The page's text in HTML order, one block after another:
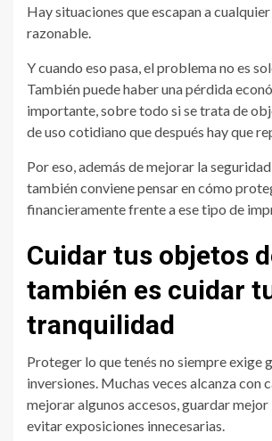
Hay situaciones que escapan a
razonable.
Y cuando eso pasa, el problema no es
También puede haber una pérdida
importante, sobre todo si se trata de
de uso cotidiano que después hay que
Por eso, además de mejorar la
también conviene pensar en cómo
financieramente frente a ese tipo de
Cuidar tus objetos
también es cuidar
tranquilidad
Proteger lo que tenés no siempre exige
inversiones. Muchas veces alcanza con
mejorar algunos accesos, guardar
evitar exposiciones innecesarias.